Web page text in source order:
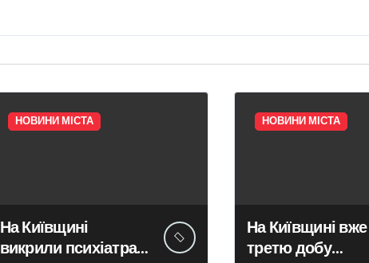
НОВИНИ МІСТА
На Київщині
викрили психіатра
НОВИНИ МІСТА
На Київщині вже
третю добу